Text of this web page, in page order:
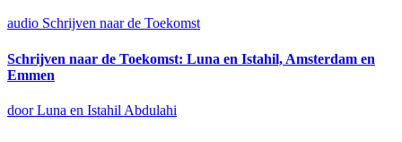
audio Schrijven naar de Toekomst
Schrijven naar de Toekomst: Luna en Istahil, Amsterdam en
Emmen
door Luna en Istahil Abdulahi